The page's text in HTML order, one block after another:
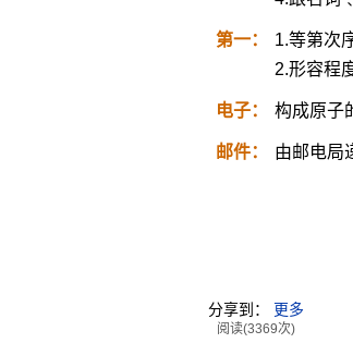
第一：
1.等第次
2.形容程
电子： 构成原子
邮件： 由邮电局
分享到： 更多
阅读(3369次)